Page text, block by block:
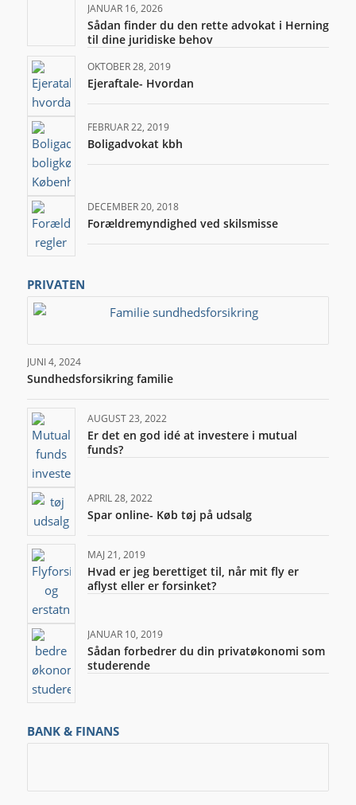
JANUAR 16, 2026
Sådan finder du den rette advokat i Herning
til dine juridiske behov
OKTOBER 28, 2019
Ejeraftale- Hvordan
FEBRUAR 22, 2019
Boligadvokat kbh
DECEMBER 20, 2018
Forældremyndighed ved skilsmisse
PRIVATEN
JUNI 4, 2024
Sundhedsforsikring familie
AUGUST 23, 2022
Er det en god idé at investere i mutual
funds?
APRIL 28, 2022
Spar online- Køb tøj på udsalg
MAJ 21, 2019
Hvad er jeg berettiget til, når mit fly er
aflyst eller er forsinket?
JANUAR 10, 2019
Sådan forbedrer du din privatøkonomi som
studerende
BANK & FINANS